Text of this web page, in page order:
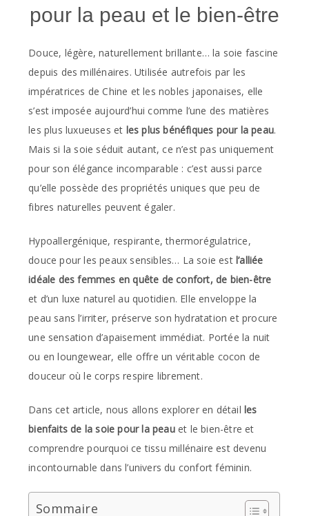
pour la peau et le bien-être
Douce, légère, naturellement brillante… la soie fascine
depuis des millénaires. Utilisée autrefois par les
impératrices de Chine et les nobles japonaises, elle
s’est imposée aujourd’hui comme l’une des matières
les plus luxueuses et les plus bénéfiques pour la peau.
Mais si la soie séduit autant, ce n’est pas uniquement
pour son élégance incomparable : c’est aussi parce
qu’elle possède des propriétés uniques que peu de
fibres naturelles peuvent égaler.
Hypoallergénique, respirante, thermorégulatrice,
douce pour les peaux sensibles… La soie est l’alliée
idéale des femmes en quête de confort, de bien-être
et d’un luxe naturel au quotidien. Elle enveloppe la
peau sans l’irriter, préserve son hydratation et procure
une sensation d’apaisement immédiat. Portée la nuit
ou en loungewear, elle offre un véritable cocon de
douceur où le corps respire librement.
Dans cet article, nous allons explorer en détail les
bienfaits de la soie pour la peauet le bien-être et
comprendre pourquoi ce tissu millénaire est devenu
incontournable dans l’univers du confort féminin.
Sommaire